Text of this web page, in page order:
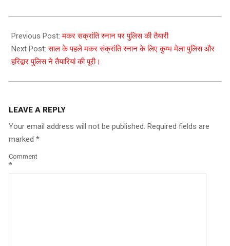
01-
13
Previous Post:मकर सक्रांति स्नान पर पुलिस की तैयारी
Next Post:साल के पहले मकर संक्रांति स्नान के लिए कुम्भ मेला पुलिस और
हरिद्वार पुलिस ने तैयारियां की पूरी।
LEAVE A REPLY
Your email address will not be published. Required fields are
marked *
Comment
*